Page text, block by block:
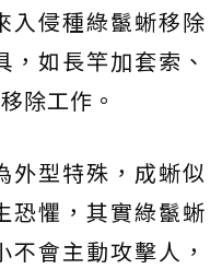
入侵種綠鬣蜥移除
如長竿加套索、
除工作。
外型特殊，成蜥似
恐懼，其實綠鬣蜥
會主動攻擊人，